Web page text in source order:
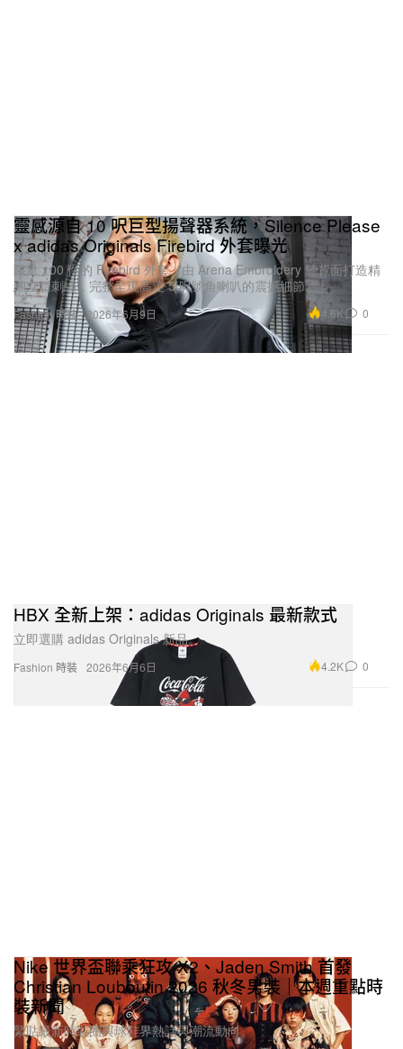
Fashion 時裝
靈感源自 10 呎巨型揚聲器系統，Silence Please
x adidas Originals Firebird 外套曝光
限量 100 件的 Firebird 外套，由 Arena Embroidery 於背面打造精
細立體刺繡，完整呈現高達 5 呎號角喇叭的震撼細節。
2026年6月9日 4.6K 0
Fashion 時裝
HBX 全新上架：adidas Originals 最新款式
立即選購 adidas Originals 新品。
2026年6月6日 4.2K 0
Nike 世界盃聯乘狂攻 X2、Jaden Smith 首發
Christian Louboutin 2026 秋冬男裝｜本週重點時
裝新聞
緊貼最新時裝圈與球鞋界熱話與潮流動向。